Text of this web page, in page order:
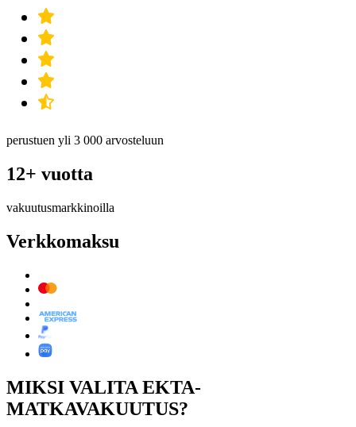
perustuen yli 3 000 arvosteluun
12+ vuotta
vakuutusmarkkinoilla
Verkkomaksu
MIKSI VALITA EKTA-
MATKAVAKUUTUS?